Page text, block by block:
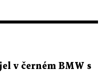
v černém BMW s